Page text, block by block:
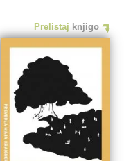
Prelistaj knjigo